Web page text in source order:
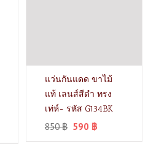
แว่นกันแดด ขาไม้
แท้ เลนส์สีดำ ทรง
เท่ห์- รหัส G134BK
850฿ 590 ฿